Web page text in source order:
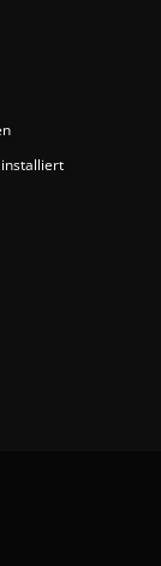
installiert